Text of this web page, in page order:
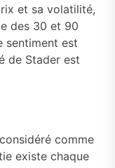
et sa volatilité,
des 30 et 90
sentiment est
de Stader est
comme
existe chaque